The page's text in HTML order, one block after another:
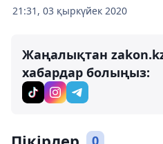
21:31, 03 қыркүйек 2020
Жаңалықтан
хабардар болыңыз:
0